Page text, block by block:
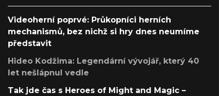
Videoherní poprvé: Průkopníci herních
mechanismů, bez nichž si hry dnes neumíme
představit
Hideo Kodžima: Legendární vývojář, který 40
let nešlápnul vedle
Tak jde čas s Heroes of Might and Magic –